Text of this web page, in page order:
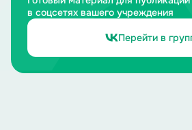
в соцсетях вашего учреждения
Перейти в